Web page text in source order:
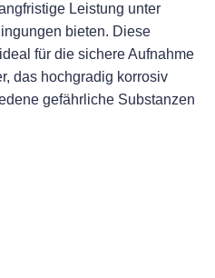
Leistung unter
bieten. Diese
für die sichere Aufnahme
das hochgradig korrosiv
gefährliche Substanzen